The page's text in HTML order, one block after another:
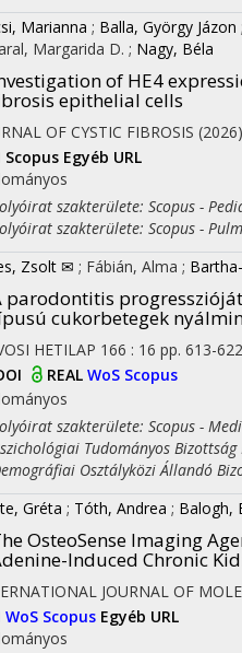
Marianna ; Balla, György Jázon ;
Margarida D. ; Nagy, Béla
of HE4
epithelial cells
OF CYSTIC FIBROSIS (2026)
Scopus Egyéb URL
szakterülete: Scopus -
szakterülete: Scopus -
Zsolt ✉ ; Fábián, Alma ;
parodontitis
cukorbetegek
HETILAP 166 : 16 pp. 613-
REAL WoS Scopus
szakterülete: Scopus -
Tudományos Bizottság
Osztályközi Állandó
Gréta ; Tóth, Andrea ; Balogh,
OsteoSense Imaging
Induced Chronic
JOURNAL OF
WoS Scopus Egyéb URL